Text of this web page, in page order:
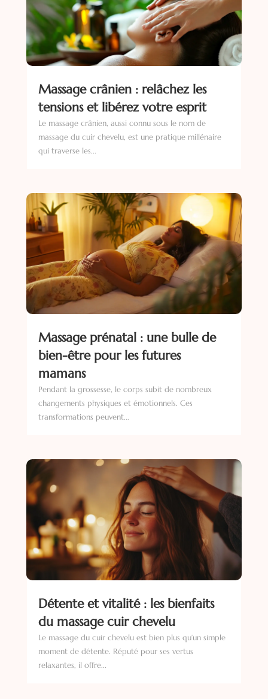
Massage crânien : relâchez les
tensions et libérez votre esprit
Le massage crânien, aussi connu sous le nom de
massage du cuir chevelu, est une pratique millénaire
qui traverse les...
Massage prénatal : une bulle de
bien-être pour les futures
mamans
Pendant la grossesse, le corps subit de nombreux
changements physiques et émotionnels. Ces
transformations peuvent...
Détente et vitalité : les bienfaits
du massage cuir chevelu
Le massage du cuir chevelu est bien plus qu’un simple
moment de détente. Réputé pour ses vertus
relaxantes, il offre...